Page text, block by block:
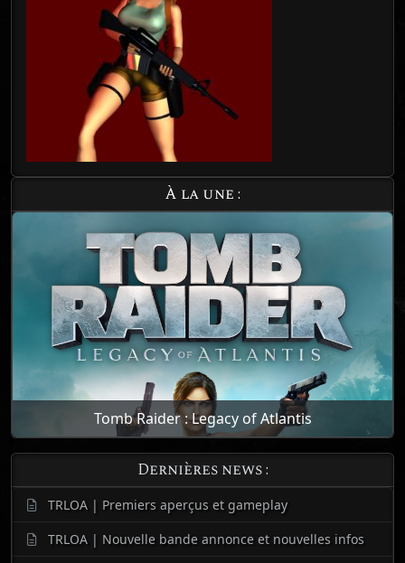
À la une :
Tomb Raider : Legacy of Atlantis
Dernières news :
TRLOA | Premiers aperçus et gameplay
TRLOA | Nouvelle bande annonce et nouvelles infos